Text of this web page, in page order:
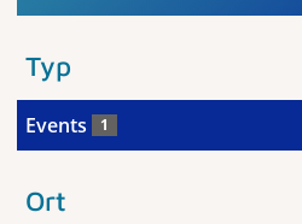
Typ
Events 1
Ort